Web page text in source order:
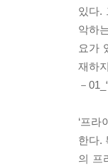
있다.
악하
요가
재하
－
‘프
한다.
의 프